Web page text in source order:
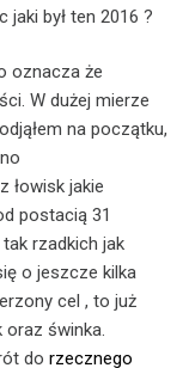
był ten 2016 ?
oznacza że
W dużej mierze
na początku,
łowisk jakie
postacią 31
rzadkich jak
o jeszcze kilka
cel , to już
oraz świnka.
do rzecznego